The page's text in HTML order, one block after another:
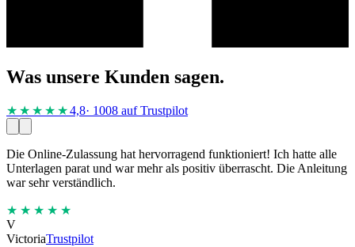
Was unsere Kunden sagen.
★★★★ ★4,8· 1008 auf Trustpilot
Die Online-Zulassung hat hervorragend funktioniert! Ich hatte alle
Unterlagen parat und war mehr als positiv überrascht. Die Anleitung
war sehr verständlich.
★★★★★
V
VictoriaTrustpilot